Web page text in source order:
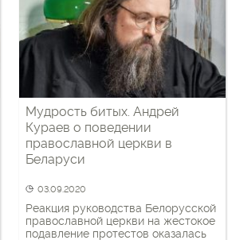
Мудрость битых. Андрей
Кураев о поведении
православной церкви в
Беларуси
03.09.2020
Реакция руководства Белорусской
православной церкви на жестокое
подавление протестов оказалась